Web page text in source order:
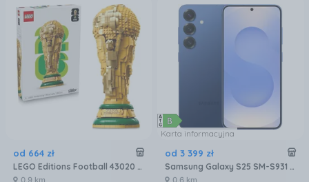
od 664 zł
LEGO Editions Football 43020 Oficjalny Puchar Świata FIFA
0,9 km
Karta informacyjna
od 3 399 zł
Samsung Galaxy S25 SM-S931 12/256GB Granatowy
0,6 km